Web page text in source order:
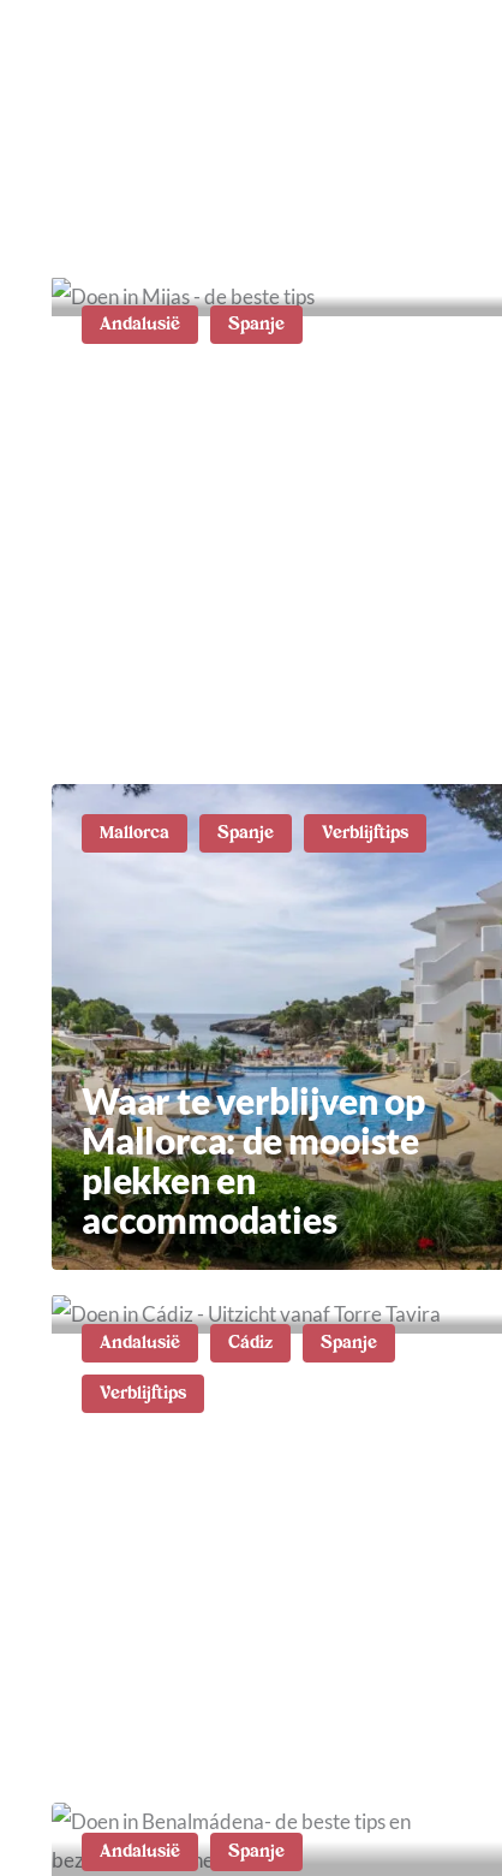
Andalusië Spanje
Waar te verblijven op
Mallorca: de mooiste
plekken en
accommodaties
Mallorca Spanje Verblijftips
Andalusië Cádiz Spanje
Verblijftips
Andalusië Spanje